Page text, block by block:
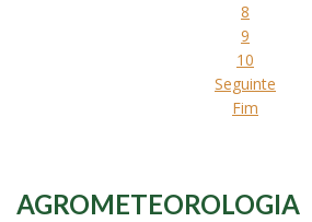
8
9
10
Seguinte
Fim
AGROMETEOROLOGIA